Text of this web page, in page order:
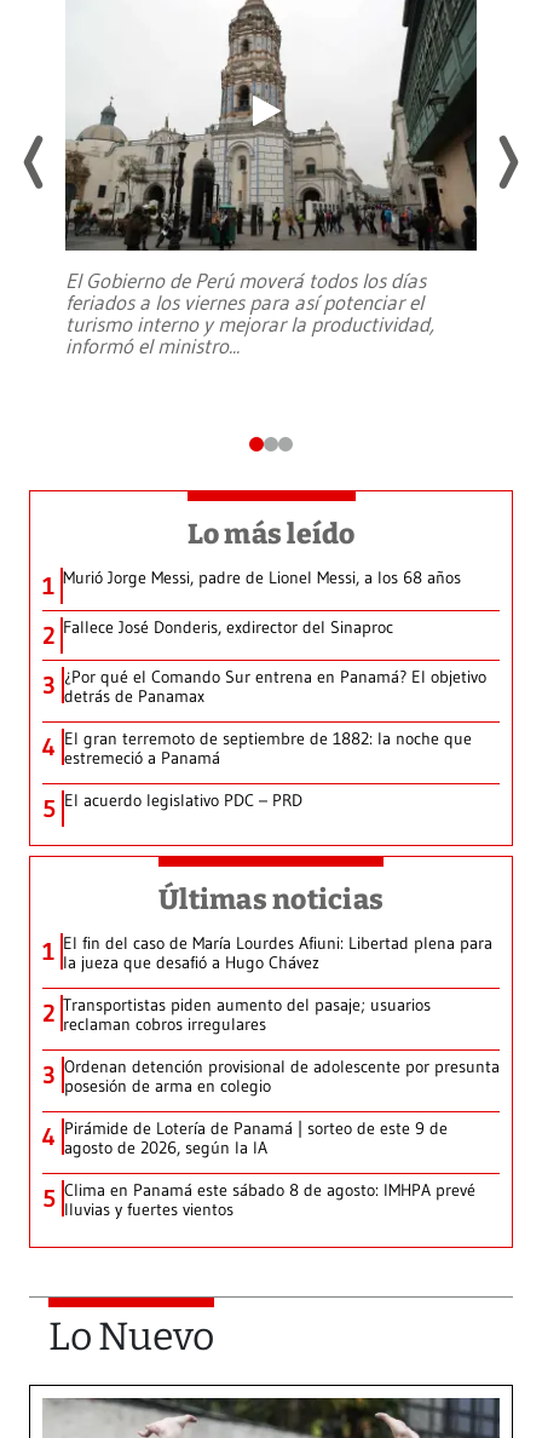
El Gobierno de Perú moverá todos los días
feriados a los viernes para así potenciar el
turismo interno y mejorar la productividad,
informó el ministro...
Lo más leído
1 Murió Jorge Messi, padre de Lionel Messi, a los 68 años
2 Fallece José Donderis, exdirector del Sinaproc
3 ¿Por qué el Comando Sur entrena en Panamá? El objetivo
detrás de Panamax
4 El gran terremoto de septiembre de 1882: la noche que
estremeció a Panamá
5 El acuerdo legislativo PDC – PRD
Últimas noticias
1 El fin del caso de María Lourdes Afiuni: Libertad plena para
la jueza que desafió a Hugo Chávez
2 Transportistas piden aumento del pasaje; usuarios
reclaman cobros irregulares
3 Ordenan detención provisional de adolescente por presunta
posesión de arma en colegio
4 Pirámide de Lotería de Panamá | sorteo de este 9 de
agosto de 2026, según la IA
5 Clima en Panamá este sábado 8 de agosto: IMHPA prevé
lluvias y fuertes vientos
Lo Nuevo